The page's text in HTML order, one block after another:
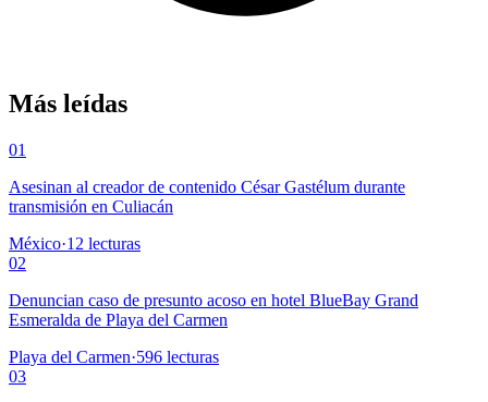
Más leídas
01
Asesinan al creador de contenido César Gastélum durante
transmisión en Culiacán
México·12 lecturas
02
Denuncian caso de presunto acoso en hotel BlueBay Grand
Esmeralda de Playa del Carmen
Playa del Carmen·596 lecturas
03